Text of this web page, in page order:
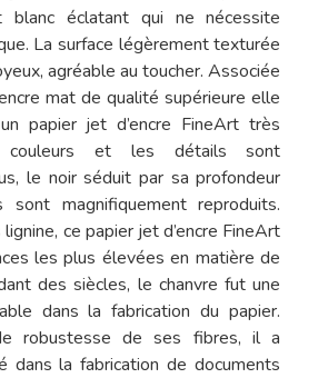
blanc éclatant qui ne nécessite
La surface légèrement texturée
agréable au toucher. Associée
mat de qualité supérieure elle
papier jet d’encre FineArt très
couleurs et les détails sont
le noir séduit par sa profondeur
magnifiquement reproduits.
ce papier jet d’encre FineArt
les plus élevées en matière de
des siècles, le chanvre fut une
dans la fabrication du papier.
robustesse de ses fibres, il a
dans la fabrication de documents